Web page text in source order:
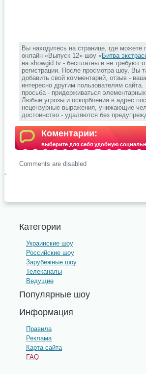
Вы находитесь на странице, где можете
онлайн «Выпуск 12» шоу «Битва
на showgid.tv - бесплатны и не требуют
регистрации. После просмотра шоу, Вы
добавить свой комментарий, отзыв -
интересно другим пользователям сайта.
просьба - придерживаться
Любые угрозы и оскорбления в адрес
нецензурные выражения, унижающие
достоинство - удаляются без
Коментарии:
выберите для себя удобную
Comments are disabled
.
Категории
Украинские шоу
Российские шоу
Зарубежные шоу
Телеканалы
Ведущие
Популярные шоу
Информация
Правила
Реклама
Карта сайта
FAQ